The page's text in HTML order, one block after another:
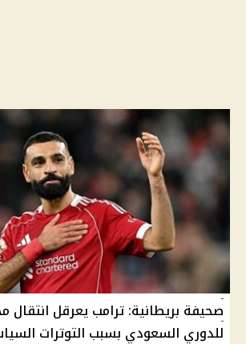
صحيفة بريطانية: ترامب يعرقل انتقال
للدوري السعودي بسبب التوترات